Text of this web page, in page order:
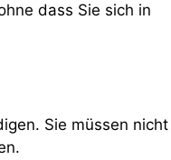
dass Sie sich in
Sie müssen nicht